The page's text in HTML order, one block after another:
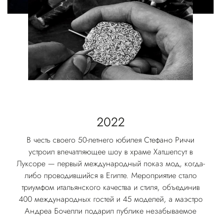
2022
В честь своего 50-летнего юбилея Стефано Риччи
устроил впечатляющее шоу в храме Хатшепсут в
Луксоре — первый международный показ мод, когда-
либо проводившийся в Египте. Мероприятие стало
триумфом итальянского качества и стиля, объединив
400 международных гостей и 45 моделей, а маэстро
Андреа Бочелли подарил публике незабываемое